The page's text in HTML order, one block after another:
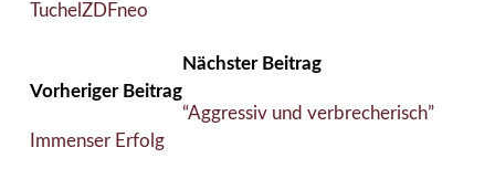
Tuchel ZDFneo
Vorheriger Beitrag
Immenser Erfolg
Nächster Beitrag
“Aggressiv und verbrecherisch”